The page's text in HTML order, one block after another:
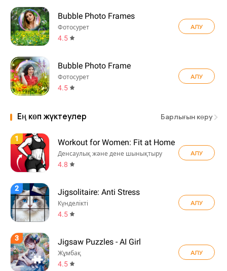
Bubble Photo Frames
Фотосурет
4.5
АЛУ
Bubble Photo Frame
Фотосурет
4.5
АЛУ
Ең көп жүктеулер Барлығын көру
1 Workout for Women: Fit at Home
Денсаулық және дене шынықтыру
4.8
АЛУ
2 Jigsolitaire: Anti Stress
Күнделікті
4.5
АЛУ
3 Jigsaw Puzzles - AI Girl
Жұмбақ
4.5
АЛУ